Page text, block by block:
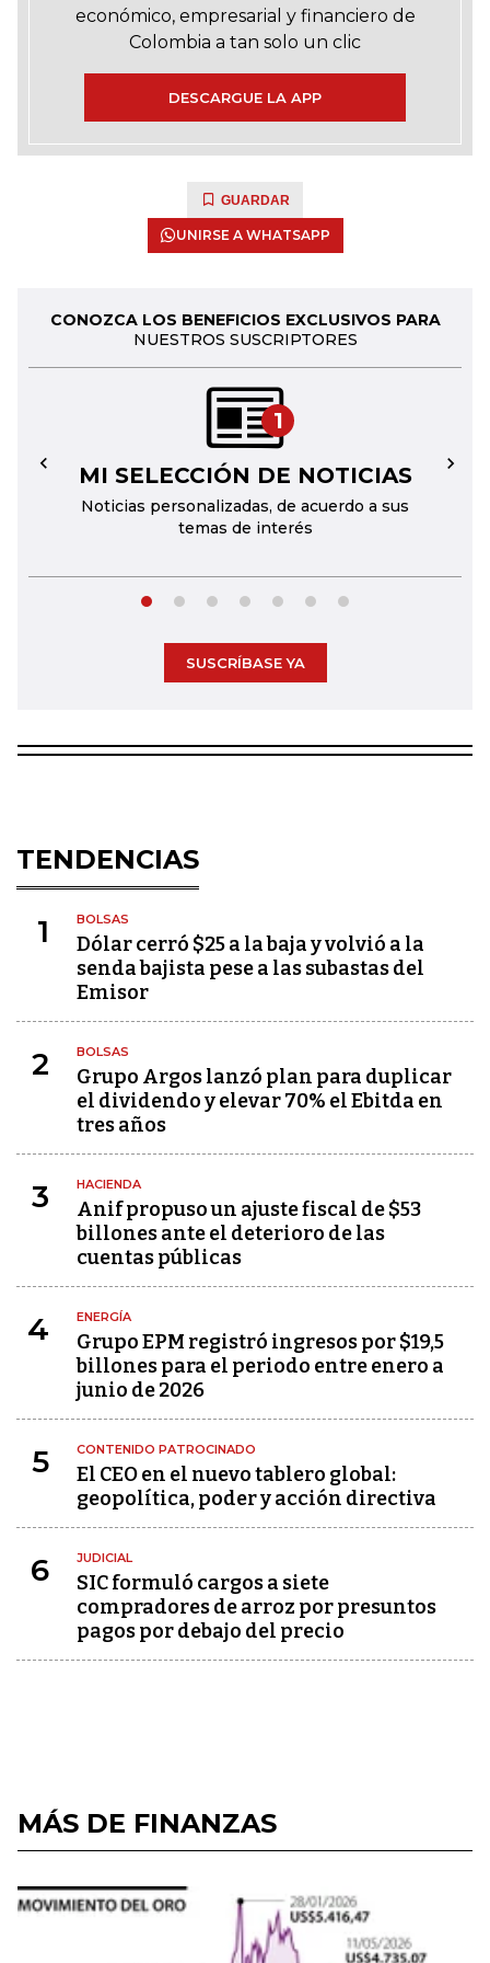
económico, empresarial y financiero de
Colombia a tan solo un clic
DESCARGUE LA APP
GUARDAR
UNIRSE A WHATSAPP
CONOZCA LOS BENEFICIOS EXCLUSIVOS PARA
NUESTROS SUSCRIPTORES
1
MI SELECCIÓN DE NOTICIAS
Noticias personalizadas, de acuerdo a sus
temas de interés
← →
SUSCRÍBASE YA
TENDENCIAS
1 BOLSAS
Dólar cerró $25 a la baja y volvió a la
senda bajista pese a las subastas del
Emisor
2 BOLSAS
Grupo Argos lanzó plan para duplicar
el dividendo y elevar 70% el Ebitda en
tres años
3 HACIENDA
Anif propuso un ajuste fiscal de $53
billones ante el deterioro de las
cuentas públicas
4 ENERGÍA
Grupo EPM registró ingresos por $19,5
billones para el periodo entre enero a
junio de 2026
5 CONTENIDO PATROCINADO
El CEO en el nuevo tablero global:
geopolítica, poder y acción directiva
6 JUDICIAL
SIC formuló cargos a siete
compradores de arroz por presuntos
pagos por debajo del precio
MÁS DE FINANZAS